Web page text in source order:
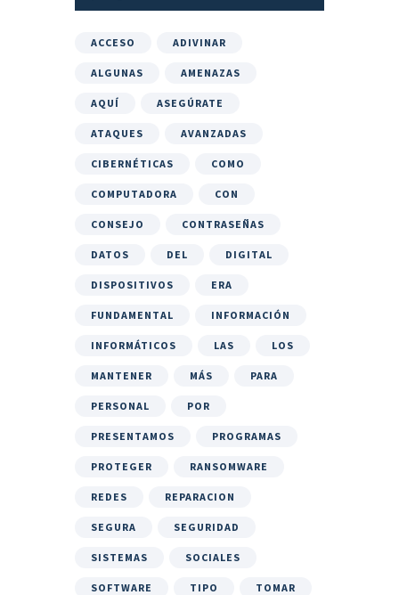
ACCESO ADIVINAR
ALGUNAS AMENAZAS
AQUÍ ASEGÚRATE
ATAQUES AVANZADAS
CIBERNÉTICAS COMO
COMPUTADORA CON
CONSEJO CONTRASEÑAS
DATOS DEL DIGITAL
DISPOSITIVOS ERA
FUNDAMENTAL INFORMACIÓN
INFORMÁTICOS LAS LOS
MANTENER MÁS PARA
PERSONAL POR
PRESENTAMOS PROGRAMAS
PROTEGER RANSOMWARE
REDES REPARACION
SEGURA SEGURIDAD
SISTEMAS SOCIALES
SOFTWARE TIPO TOMAR